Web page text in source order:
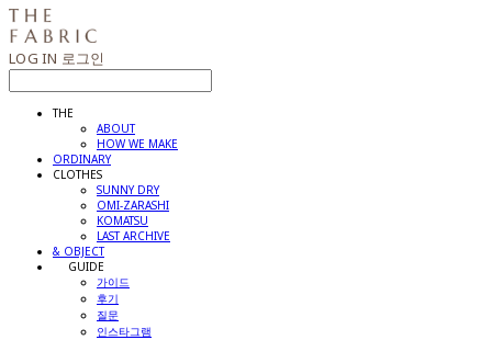
LOG IN 로그인
THE
ABOUT
HOW WE MAKE
ORDINARY
CLOTHES
SUNNY DRY
OMI-ZARASHI
KOMATSU
LAST ARCHIVE
& OBJECT
⠀⠀GUIDE
가이드
후기
질문
인스타그램